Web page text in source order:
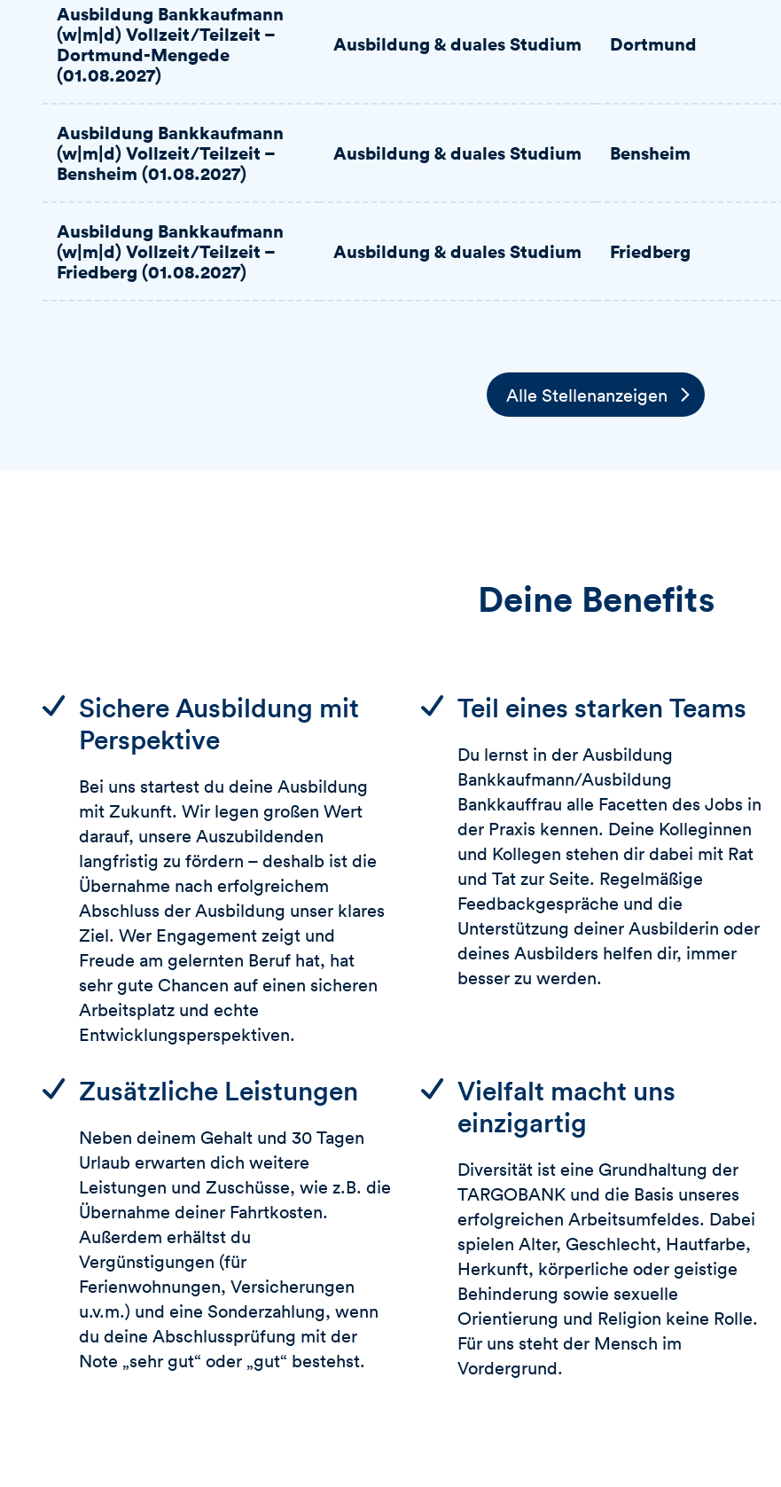
Ausbildung Bankkaufmann
(w|m|d) Vollzeit/Teilzeit –
Dortmund-Mengede
(01.08.2027)
Ausbildung & duales Studium Dortmund
Ausbildung Bankkaufmann
(w|m|d) Vollzeit/Teilzeit –
Bensheim (01.08.2027)
Ausbildung & duales Studium Bensheim
Ausbildung Bankkaufmann
(w|m|d) Vollzeit/Teilzeit –
Friedberg (01.08.2027)
Ausbildung & duales Studium Friedberg
Alle Stellenanzeigen
Deine Benefits
Sichere Ausbildung mit
Perspektive
Bei uns startest du deine Ausbildung
mit Zukunft. Wir legen großen Wert
darauf, unsere Auszubildenden
langfristig zu fördern – deshalb ist die
Übernahme nach erfolgreichem
Abschluss der Ausbildung unser klares
Ziel. Wer Engagement zeigt und
Freude am gelernten Beruf hat, hat
sehr gute Chancen auf einen sicheren
Arbeitsplatz und echte
Entwicklungsperspektiven.
Teil eines starken Teams
Du lernst in der Ausbildung
Bankkaufmann/Ausbildung
Bankkauffrau alle Facetten des Jobs in
der Praxis kennen. Deine Kolleginnen
und Kollegen stehen dir dabei mit Rat
und Tat zur Seite. Regelmäßige
Feedbackgespräche und die
Unterstützung deiner Ausbilderin oder
deines Ausbilders helfen dir, immer
besser zu werden.
Zusätzliche Leistungen
Neben deinem Gehalt und 30 Tagen
Urlaub erwarten dich weitere
Leistungen und Zuschüsse, wie z.B. die
Übernahme deiner Fahrtkosten.
Außerdem erhältst du
Vergünstigungen (für
Ferienwohnungen, Versicherungen
u.v.m.) und eine Sonderzahlung, wenn
du deine Abschlussprüfung mit der
Note „sehr gut“ oder „gut“ bestehst.
Vielfalt macht uns
einzigartig
Diversität ist eine Grundhaltung der
TARGOBANKund die Basis unseres
erfolgreichen Arbeitsumfeldes. Dabei
spielen Alter, Geschlecht, Hautfarbe,
Herkunft, körperliche oder geistige
Behinderung sowie sexuelle
Orientierung und Religion keine Rolle.
Für uns steht der Mensch im
Vordergrund.